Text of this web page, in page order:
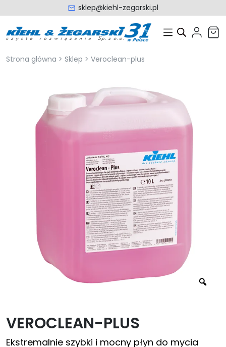
sklep@kiehl-zegarski.pl
Strona główna > Sklep > Veroclean-plus
VEROCLEAN-PLUS
Ekstremalnie szybki i mocny płyn do mycia